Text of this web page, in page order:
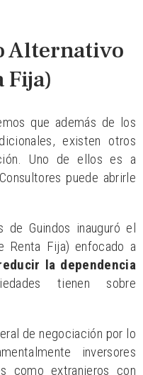
Alternativo
Fija)
que además de los
existen otros
Uno de ellos es a
puede abrirle
Guindos inauguró el
Renta Fija) enfocado a
la dependencia
tienen sobre
de negociación por lo
inversores
como extranjeros con